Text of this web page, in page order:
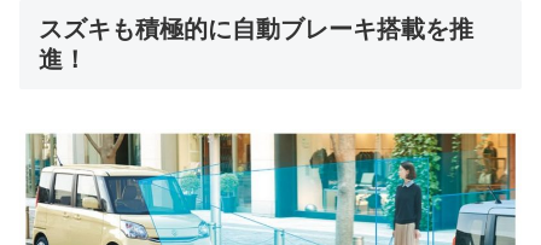
スズキも積極的に自動ブレーキ搭載を推
進！